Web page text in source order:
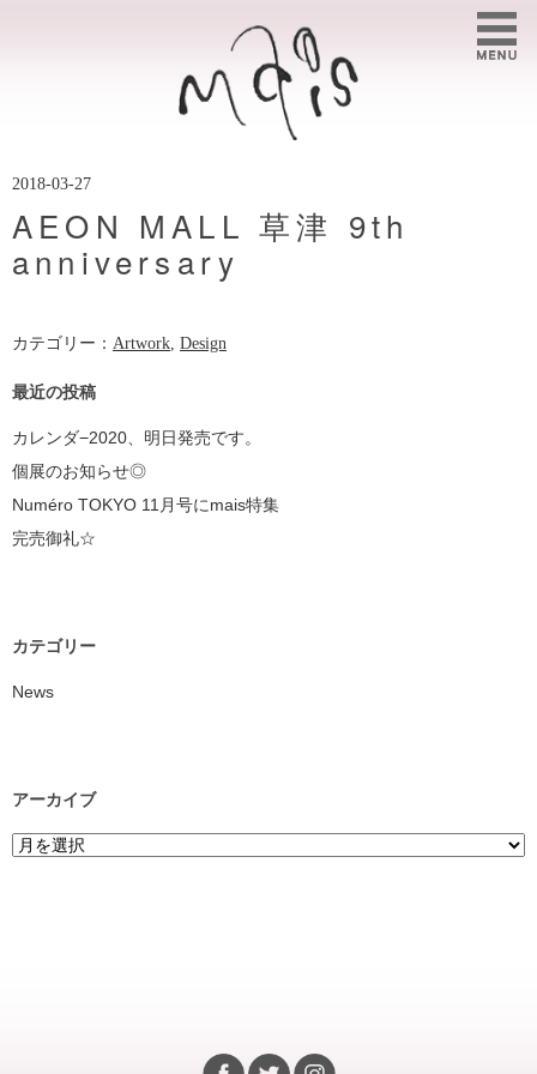
2018-03-27
AEON MALL 草津 9th
anniversary
カテゴリー： Artwork, Design
最近の投稿
カレンダ−2020、明日発売です。
個展のお知らせ◎
Numéro TOKYO 11月号にmais特集
完売御礼☆
カテゴリー
News
アーカイブ